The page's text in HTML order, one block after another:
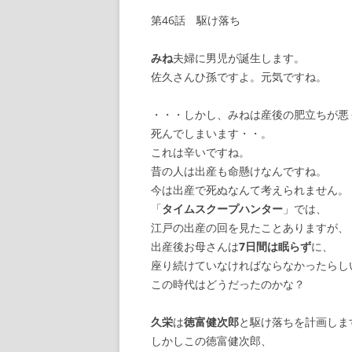
【幕府拠点】
第46話 駆け落ち
みね夫婦に男児が誕生します。
佐久さんひ孫ですよ。元気ですね。
・・・しかし、みねは産後の肥立ちが悪
死んでしまいます・・。
これは辛いですね。
昔の人は出産も命懸けなんですね。
今は出産で死ぬなんて考えられません。
「タイムスクープハンター 」では、
江戸の出産の回を見たことありますが、
出産後お母さんは7日間は眠らずに、
座り続けていなければならなかったらし
この時代はどうだったのかな？
久栄は徳富健次郎と駆け落ちを計画しま
しかしこの徳富健次郎、